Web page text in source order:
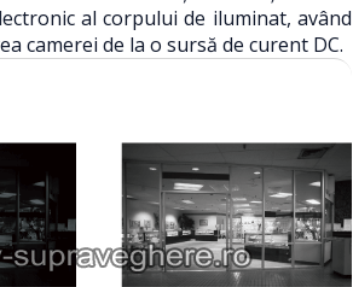
al corpului de iluminat, având
camerei de la o sursă de curent DC.